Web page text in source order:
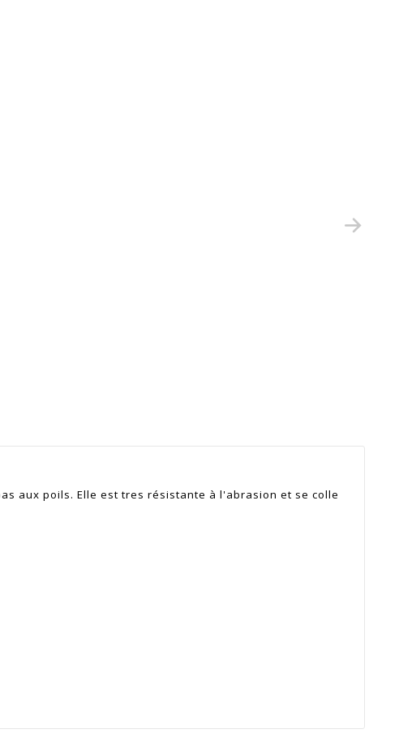
aux poils. Elle est tres résistante à l'abrasion et se colle